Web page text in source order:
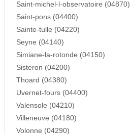
Saint-michel-l-observatoire (04870)
Saint-pons (04400)
Sainte-tulle (04220)
Seyne (04140)
Simiane-la-rotonde (04150)
Sisteron (04200)
Thoard (04380)
Uvernet-fours (04400)
Valensole (04210)
Villeneuve (04180)
Volonne (04290)